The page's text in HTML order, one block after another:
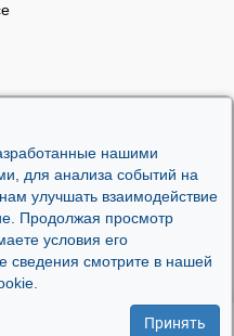
нашими
для анализа событий на
улучшать взаимодействие
Продолжая просмотр
условия его
сведения смотрите в нашей
Принять